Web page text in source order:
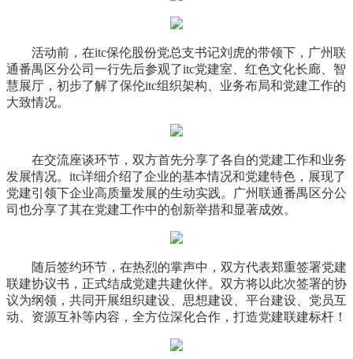
活动前，在itc保伦股份党总支书记刘虎的带领下，广州联
通番禺区分公司一行先后参观了itc党建室、红色文化长廊、智
慧展厅，初步了解了保伦itc组织架构、业务布局和党建工作的
大致情况。
在交流座谈环节，双方首先分享了各自的党建工作和业务
发展情况。itc详细介绍了企业的基本情况和党建特色，展现了
党建引领下企业高质量发展的生动实践。广州联通番禺区分公
司也分享了其在党建工作中的创新举措和显著成效。
随后签约环节，在热烈的掌声中，双方代表郑重签署党建
联建协议书，正式结成党建共建伙伴。双方将以此次签署的协
议为纲领，共同开展组织建设、思想建设、平台建设、党员互
动、资源互补等内容，全方位深化合作，打造党建联建标杆！